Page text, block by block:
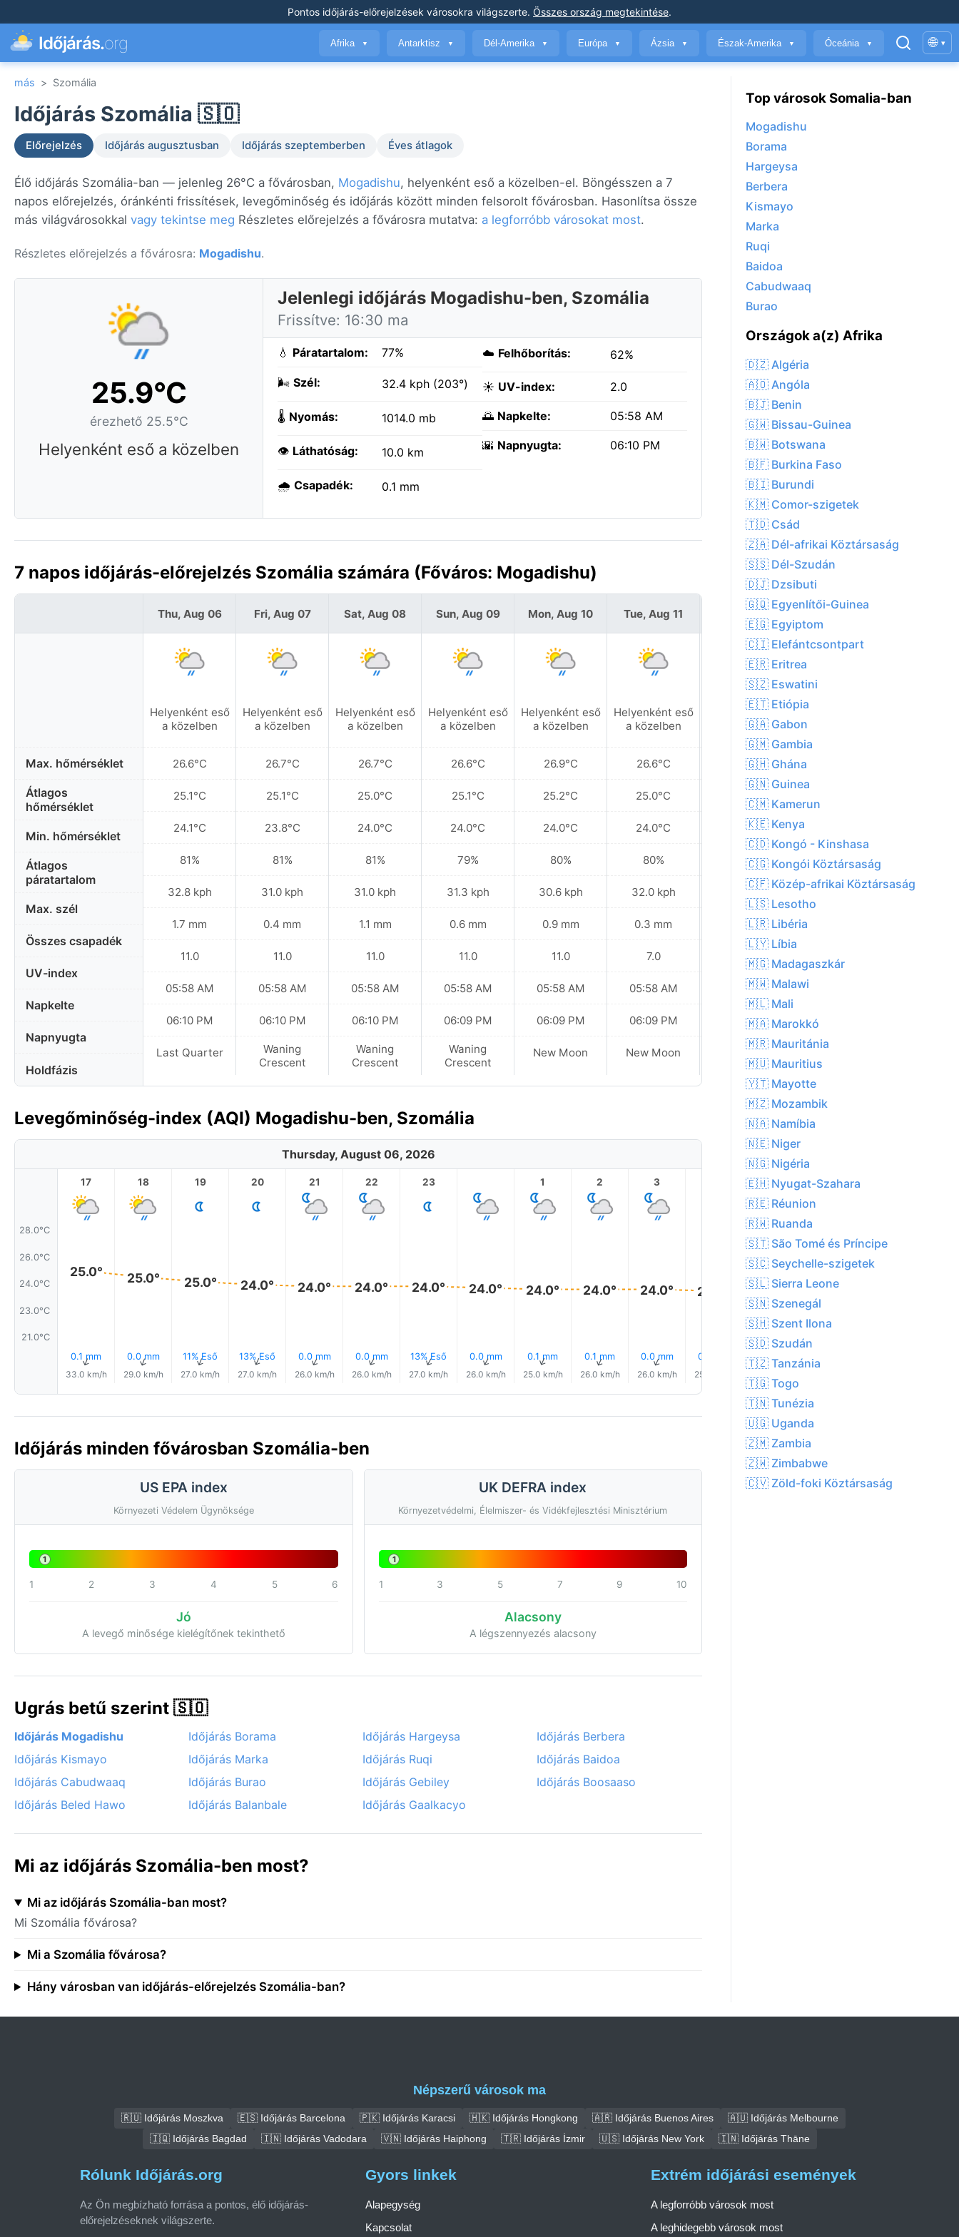
Pontos időjárás-előrejelzések városokra világszerte. Összes ország megtekintése.
Időjárás.org Afrika ▼ Antarktisz ▼ Dél-Amerika ▼ Európa ▼ Ázsia ▼ Észak-Amerika ▼ Óceánia ▼ 🌐 ▾
más > Szomália
Időjárás Szomália 🇸🇴
Előrejelzés Időjárás augusztusban Időjárás szeptemberben Éves átlagok
Élő időjárás Szomália-ban — jelenleg 26°C a fővárosban, Mogadishu, helyenként eső a közelben-el. Böngésszen a 7
napos előrejelzés, óránkénti frissítések, levegőminőség és időjárás között minden felsorolt fővárosban. Hasonlítsa össze
más világvárosokkal vagy tekintse meg Részletes előrejelzés a fővárosra mutatva: a legforróbb városokat most.
Részletes előrejelzés a fővárosra: Mogadishu.
25.9°C
érezhető 25.5°C
Helyenként eső a közelben
Jelenlegi időjárás Mogadishu-ben, Szomália
Frissítve: 16:30 ma
💧 Páratartalom: 77%
🌬️ Szél: 32.4 kph (203°)
🌡️ Nyomás: 1014.0 mb
👁️ Láthatóság: 10.0 km
🌧️ Csapadék: 0.1 mm
☁️ Felhőborítás: 62%
☀️ UV-index: 2.0
🌅 Napkelte: 05:58 AM
🌇 Napnyugta: 06:10 PM
7 napos időjárás-előrejelzés Szomália számára (Főváros: Mogadishu)
Max. hőmérséklet
Átlagos
hőmérséklet
Min. hőmérséklet
Átlagos
páratartalom
Max. szél
Összes csapadék
UV-index
Napkelte
Napnyugta
Holdfázis
Thu, Aug 06
Helyenként eső
a közelben
26.6°C
25.1°C
24.1°C
81%
32.8 kph
1.7 mm
11.0
05:58 AM
06:10 PM
Last Quarter
Fri, Aug 07
Helyenként eső
a közelben
26.7°C
25.1°C
23.8°C
81%
31.0 kph
0.4 mm
11.0
05:58 AM
06:10 PM
Waning
Crescent
Sat, Aug 08
Helyenként eső
a közelben
26.7°C
25.0°C
24.0°C
81%
31.0 kph
1.1 mm
11.0
05:58 AM
06:10 PM
Waning
Crescent
Sun, Aug 09
Helyenként eső
a közelben
26.6°C
25.1°C
24.0°C
79%
31.3 kph
0.6 mm
11.0
05:58 AM
06:09 PM
Waning
Crescent
Mon, Aug 10
Helyenként eső
a közelben
26.9°C
25.2°C
24.0°C
80%
30.6 kph
0.9 mm
11.0
05:58 AM
06:09 PM
New Moon
Tue, Aug 11
Helyenként eső
a közelben
26.6°C
25.0°C
24.0°C
80%
32.0 kph
0.3 mm
7.0
05:58 AM
06:09 PM
New Moon
Wed, Aug 12
Helyenként eső
a közelben
26.7°C
25.0°C
23.9°C
81%
34.6 kph
1.1 mm
7.0
05:57 AM
06:09 PM
New Moon
Levegőminőség-index (AQI) Mogadishu-ben, Szomália
Thursday, August 06, 2026
28.0°C
26.0°C
24.0°C
23.0°C
21.0°C
17
25.0°
0.1 mm
↑
33.0 km/h
18
25.0°
0.0 mm
↑
29.0 km/h
19
25.0°
11% Eső
↑
27.0 km/h
20
24.0°
13% Eső
↑
27.0 km/h
21
24.0°
0.0 mm
↑
26.0 km/h
22
24.0°
0.0 mm
↑
26.0 km/h
23
24.0°
13% Eső
↑
27.0 km/h
24.0°
0.0 mm
↑
26.0 km/h
1
24.0°
0.1 mm
↑
25.0 km/h
2
24.0°
0.1 mm
↑
26.0 km/h
3
24.0°
0.0 mm
↑
26.0 km/h
24.0°
0.0 mm
25.0 km/h
5
24.0°
0.0 mm
↑
6
0.0 mm
Időjárás minden fővárosban Szomália-ben
US EPA index
Környezeti Védelem Ügynöksége
1
1 2 3 4 5 6
Jó
A levegő minősége kielégítőnek tekinthető
UK DEFRA index
Környezetvédelmi, Élelmiszer- és Vidékfejlesztési Minisztérium
1
1 3 5 7 9 10
Alacsony
A légszennyezés alacsony
Ugrás betű szerint 🇸🇴
Időjárás Mogadishu Időjárás Borama Időjárás Hargeysa
Időjárás Berbera
Időjárás Kismayo
Időjárás Marka Időjárás Ruqi
Időjárás Baidoa
Időjárás Cabudwaaq
Időjárás Burao Időjárás Gebiley
Időjárás Boosaaso
Időjárás Beled Hawo
Időjárás Balanbale Időjárás Gaalkacyo
Mi az időjárás Szomália-ben most?
Mi az időjárás Szomália-ban most?
Mi Szomália fővárosa?
Mi a Szomália fővárosa?
Hány városban van időjárás-előrejelzés Szomália-ban?
Top városok Somalia-ban
Mogadishu
Borama
Hargeysa
Berbera
Kismayo
Marka
Ruqi
Baidoa
Cabudwaaq
Burao
Országok a(z) Afrika
🇩🇿 Algéria
🇦🇴 Angóla
🇧🇯 Benin
🇬🇼 Bissau-Guinea
🇧🇼 Botswana
🇧🇫 Burkina Faso
🇧🇮 Burundi
🇰🇲 Comor-szigetek
🇹🇩 Csád
🇿🇦 Dél-afrikai Köztársaság
🇸🇸 Dél-Szudán
🇩🇯 Dzsibuti
🇬🇶 Egyenlítői-Guinea
🇪🇬 Egyiptom
🇨🇮 Elefántcsontpart
🇪🇷 Eritrea
🇸🇿 Eswatini
🇪🇹 Etiópia
🇬🇦 Gabon
🇬🇲 Gambia
🇬🇭 Ghána
🇬🇳 Guinea
🇨🇲 Kamerun
🇰🇪 Kenya
🇨🇩 Kongó - Kinshasa
🇨🇬 Kongói Köztársaság
🇨🇫 Közép-afrikai Köztársaság
🇱🇸 Lesotho
🇱🇷 Libéria
🇱🇾 Líbia
🇲🇬 Madagaszkár
🇲🇼 Malawi
🇲🇱 Mali
🇲🇦 Marokkó
🇲🇷 Mauritánia
🇲🇺 Mauritius
🇾🇹 Mayotte
🇲🇿 Mozambik
🇳🇦 Namíbia
🇳🇪 Niger
🇳🇬 Nigéria
🇪🇭 Nyugat-Szahara
🇷🇪 Réunion
🇷🇼 Ruanda
🇸🇹 São Tomé és Príncipe
🇸🇨 Seychelle-szigetek
🇸🇱 Sierra Leone
🇸🇳 Szenegál
🇸🇭 Szent Ilona
🇸🇩 Szudán
🇹🇿 Tanzánia
🇹🇬 Togo
🇹🇳 Tunézia
🇺🇬 Uganda
🇿🇲 Zambia
🇿🇼 Zimbabwe
🇨🇻 Zöld-foki Köztársaság
Népszerű városok ma
🇷🇺 Időjárás Moszkva 🇪🇸 Időjárás Barcelona 🇵🇰 Időjárás Karacsi 🇭🇰 Időjárás Hongkong 🇦🇷 Időjárás Buenos Aires
🇦🇺 Időjárás Melbourne
🇮🇶 Időjárás Bagdad
🇮🇳 Időjárás Vadodara 🇻🇳 Időjárás Haiphong 🇹🇷 Időjárás İzmir 🇺🇸 Időjárás New York 🇮🇳 Időjárás Thāne
Rólunk Időjárás.org
Az Ön megbízható forrása a pontos, élő időjárás-
előrejelzéseknek világszerte.
Gyors linkek
Alapegység
Kapcsolat
Extrém időjárási események
A legforróbb városok most
A leghidegebb városok most